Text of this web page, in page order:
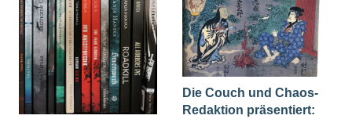
Die Couch und Chaos-
Redaktion präsentiert: